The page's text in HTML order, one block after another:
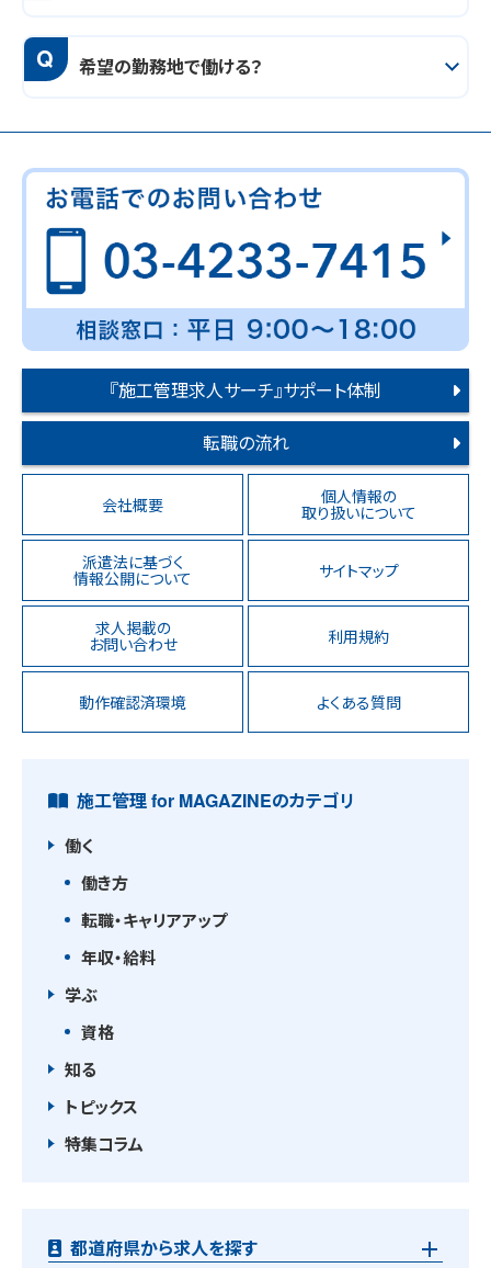
Q 希望の勤務地で働ける？
『施工管理求人サーチ』サポート体制
転職の流れ
会社概要 個人情報の
取り扱いについて
派遣法に基づく
情報公開について サイトマップ
求人掲載の
お問い合わせ 利用規約
動作確認済環境 よくある質問
施工管理 for MAGAZINEのカテゴリ
働く
働き方
転職・キャリアアップ
年収・給料
学ぶ
資格
知る
トピックス
特集コラム
都道府県から求人を探す